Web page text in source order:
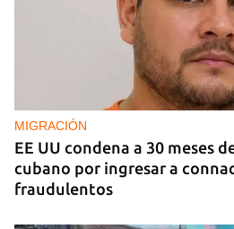
"El sector turístico cubano
renacimiento con cambios
MIGRACIÓN
EE UU condena a 30 meses
cubano por ingresar a
fraudulentos